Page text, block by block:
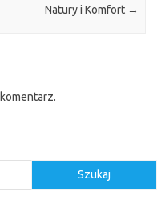
Natury i Komfort →
Szukaj